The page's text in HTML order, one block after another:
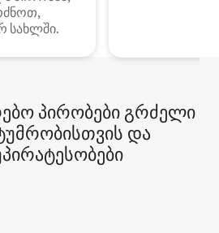
სახლში.
პირობები გრძელი
და